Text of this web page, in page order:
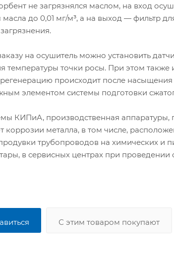
не загрязнялся маслом, на вход
до 0,01 мг/м³, а на выход — фильтр
на осушитель можно установить
температуры точки росы. При этом
происходит после
элементом системы подготовки
КИПиА, производственная аппаратуры,
металла, в том числе,
трубопроводов на химических и
в сервисных центрах при проведении
С этим товаром покупают